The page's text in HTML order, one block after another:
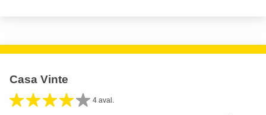
Casa Vinte
4 aval.